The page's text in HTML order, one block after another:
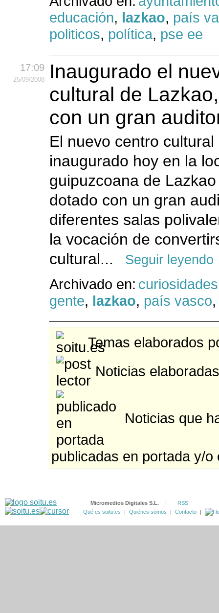
educación, lazkao, país
politicos, política, pse ee
17:09
25/09/2008
Inaugurado el
cultural de
con un gran
El nuevo centro cultural
inaugurado hoy en la
guipuzcoana de
dotado con un gran
diferentes salas
la vocación de
cultural...
Seguir leyendo
Archivado en: curiosidades
gente, lazkao, país vasco
Temas elaborados
Noticias
Noticias que
publicadas en portada y/
Micromedios Digitales S.L.
RSS
Qué es soitu.es
Quiénes somos Contacto